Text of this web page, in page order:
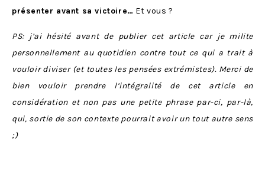
présenter avant sa victoire… Et vous ?
PS: j’ai hésité avant de publier cet article car je milite
personnellement au quotidien contre tout ce qui a trait à
vouloir diviser (et toutes les pensées extrémistes). Merci de
bien vouloir prendre l’intégralité de cet article en
considération et non pas une petite phrase par-ci, par-là,
qui, sortie de son contexte pourrait avoir un tout autre sens
;)